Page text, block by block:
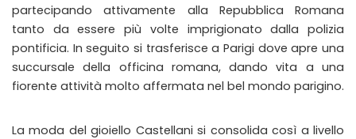
partecipando attivamente alla Repubblica Romana
tanto da essere più volte imprigionato dalla polizia
pontificia. In seguito si trasferisce a Parigi dove apre una
succursale della officina romana, dando vita a una
fiorente attività molto affermata nel bel mondo parigino.
La moda del gioiello Castellani si consolida così a livello